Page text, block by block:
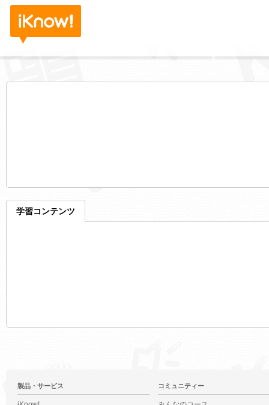
学習コンテンツ
製品・サービス コミュニティー